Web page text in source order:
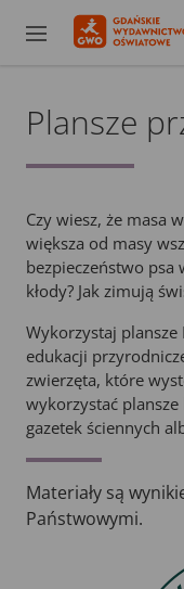
Plansze
Czy wiesz, że masa
większa od masy
bezpieczeństwo psa
kłody? Jak zimują
Wykorzystaj plansze
edukacji
zwierzęta, które
wykorzystać
gazetek ściennych
Materiały są
Państwowymi.